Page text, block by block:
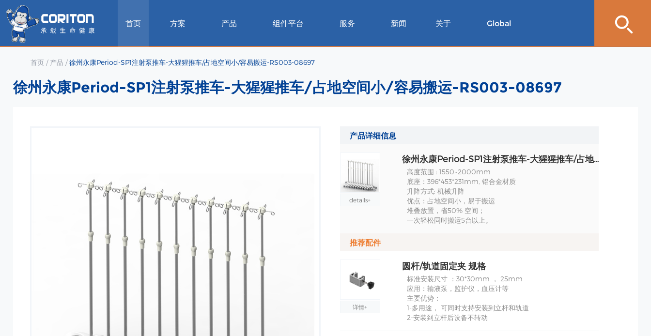
首页 方案 产品 组件平台 服务 新闻 关于 Global
首页/ 产品 /徐州永康Period-SP1注射泵推车-大猩猩推车/占地空间小/容易搬运-RS003-08697
徐州永康Period-SP1注射泵推车-大猩猩推车/占地空间小/容易搬运-RS003-08697
产品详细信息
details+
徐州永康Period-SP1注射泵推车-大猩猩推车/占地空间小/容易搬运-RS003-08697 规格
高度范围 : 1550~2000mm
底座：396*453*231mm, 铝合金材质
升降方式: 机械升降
优点：占地空间小，易于搬运
堆叠放置，省50% 空间；
一次轻松同时搬运5台以上。
推荐配件
详情+
圆杆/轨道固定夹 规格
标准安装尺寸 ：30*30mm ， 25mm
应用：输液泵，监护仪，血压计等
主要优势：
1-多用途， 可同时支持安装到立杆和轨道
2-安装到立杆后设备不转动